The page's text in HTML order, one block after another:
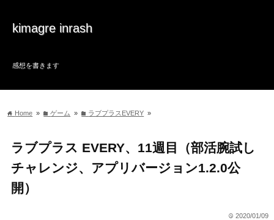
kimagre inrash
感想を書きます
home Home » folderゲーム » folder ラブプラスEVERY »
ラブプラス EVERY、11週目（部活腕試し
チャレンジ、アプリバージョン1.2.0公
開）
time 2020/01/09